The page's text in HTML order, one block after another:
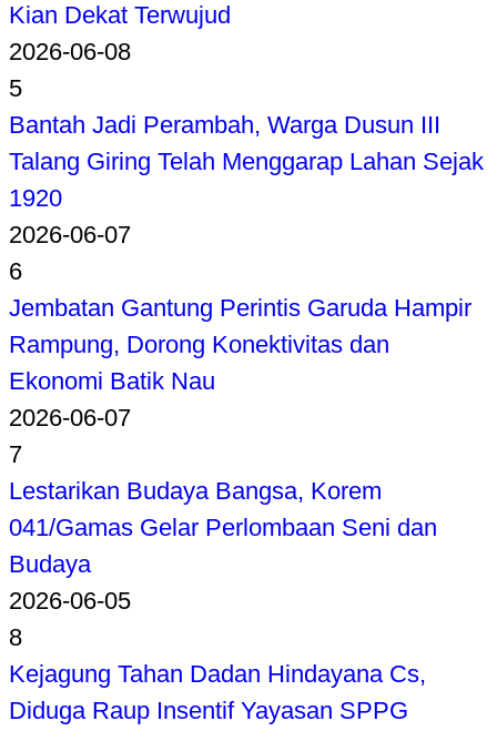
Kian Dekat Terwujud
2026-06-08
5
Bantah Jadi Perambah, Warga Dusun III
Talang Giring Telah Menggarap Lahan Sejak
1920
2026-06-07
6
Jembatan Gantung Perintis Garuda Hampir
Rampung, Dorong Konektivitas dan
Ekonomi Batik Nau
2026-06-07
7
Lestarikan Budaya Bangsa, Korem
041/Gamas Gelar Perlombaan Seni dan
Budaya
2026-06-05
8
Kejagung Tahan Dadan Hindayana Cs,
Diduga Raup Insentif Yayasan SPPG